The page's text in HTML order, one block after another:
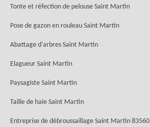
Tonte et réfection de pelouse Saint Martin
Pose de gazon en rouleau Saint Martin
Abattage d'arbres Saint Martin
Elagueur Saint Martin
Paysagiste Saint Martin
Taille de haie Saint Martin
Entreprise de débroussaillage Saint Martin 83560